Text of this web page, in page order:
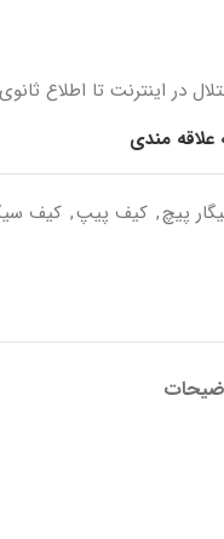
در اینترنتتا اطلاع
علاقه مندی
پیچ, کیف پیپ, کیف